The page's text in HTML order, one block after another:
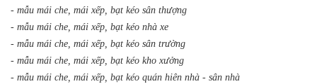
- mẫu mái che, mái xếp, bạt kéo sân thượng
- mẫu mái che, mái xếp, bạt kéo nhà xe
- mẫu mái che, mái xếp, bạt kéo sân trường
- mẫu mái che, mái xếp, bạt kéo kho xưởng
- mẫu mái che, mái xếp, bạt kéo quán hiên nhà - sân nhà